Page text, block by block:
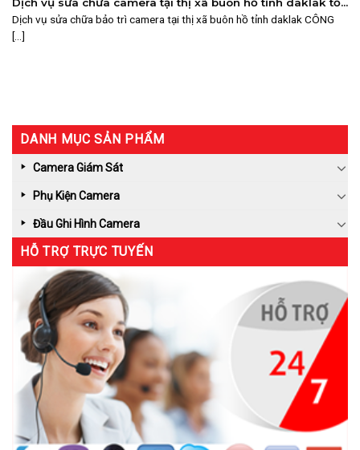
Dịch vụ sửa chữa camera tại thị xã buôn hồ tỉnh daklak tốt
nhất
Dịch vụ sửa chữa bảo trì camera tại thị xã buôn hồ tỉnh daklak CÔNG
[...]
DANH MỤC SẢN PHẨM
Camera Giám Sát
Phụ Kiện Camera
Đầu Ghi Hình Camera
HỖ TRỢ TRỰC TUYẾN